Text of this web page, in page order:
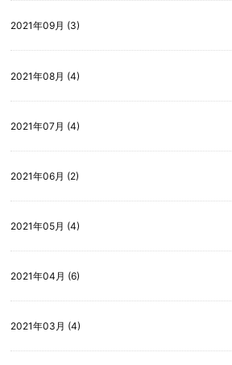
2021年09月 (3)
2021年08月 (4)
2021年07月 (4)
2021年06月 (2)
2021年05月 (4)
2021年04月 (6)
2021年03月 (4)